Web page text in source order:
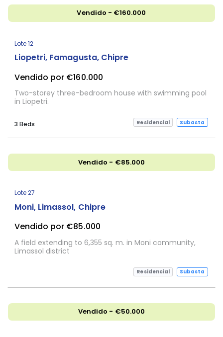
Vendido - €160.000
Lote 12
Liopetri, Famagusta, Chipre
Vendido por €160.000
Two-storey three-bedroom house with swimming pool
in Liopetri.
3 Beds Residencial Subasta
Vendido - €85.000
Lote 27
Moni, Limassol, Chipre
Vendido por €85.000
A field extending to 6,355 sq. m. in Moni community,
Limassol district
Residencial Subasta
Vendido - €50.000